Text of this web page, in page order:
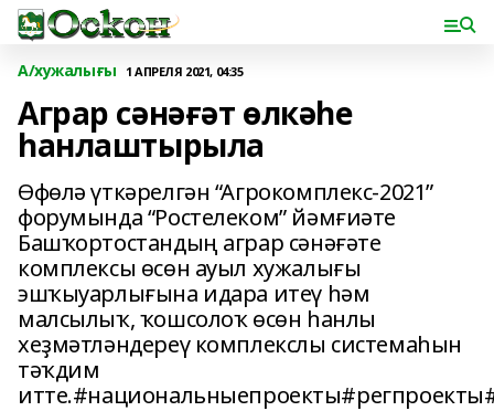
А/хужалығы 1 АПРЕЛЯ 2021, 04:35
Аграр сәнәғәт өлкәһе
һанлаштырыла
Өфөлә үткәрелгән “Агрокомплекс-2021”
форумында “Ростелеком” йәмғиәте
Башҡортостандың аграр сәнәғәте
комплексы өсөн ауыл хужалығы
эшҡыуарлығына идара итеү һәм
малсылыҡ, ҡошсолоҡ өсөн һанлы
хеҙмәтләндереү комплекслы системаһын
тәҡдим